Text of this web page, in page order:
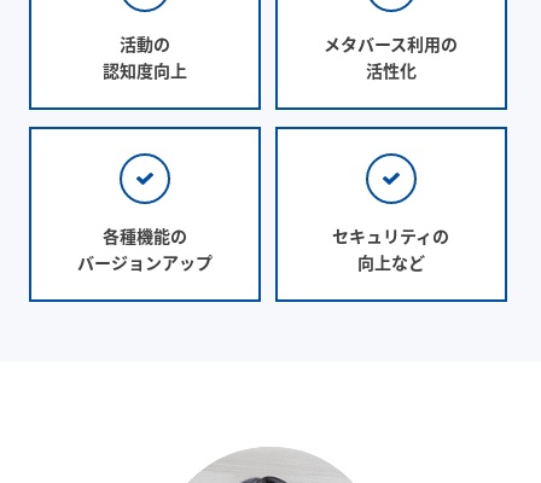
活動の
認知度向上
メタバース利用の
活性化
各種機能の
バージョンアップ
セキュリティの
向上など